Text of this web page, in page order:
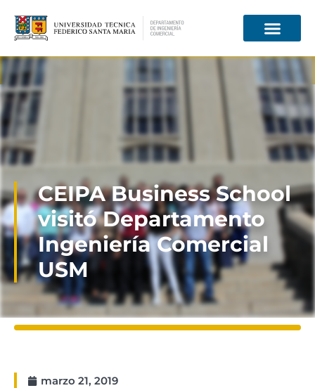
Información para
CEIPA Business School
visitó Departamento
Ingeniería Comercial
USM
marzo 21, 2019